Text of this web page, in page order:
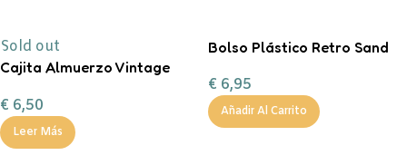
Sold out
Cajita Almuerzo Vintage
€ 6,50
Leer Más
Bolso Plástico Retro Sand
€ 6,95
Añadir Al Carrito